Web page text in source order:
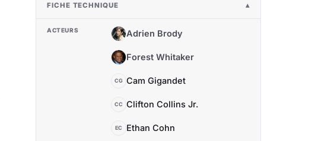
FICHE TECHNIQUE
ACTEURS AB Adrien Brody
FW Forest Whitaker
CG Cam Gigandet
CC Clifton Collins Jr.
EC Ethan Cohn